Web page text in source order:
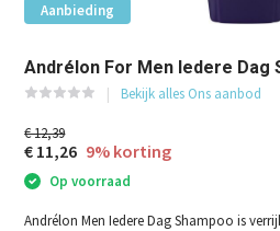
Aanbieding
Andrélon For Men Iedere Dag
Bekijk alles Ons aanbod
€ 12,39
€ 11,26 9% korting
Op voorraad
Andrélon Men Iedere Dag Shampoo is